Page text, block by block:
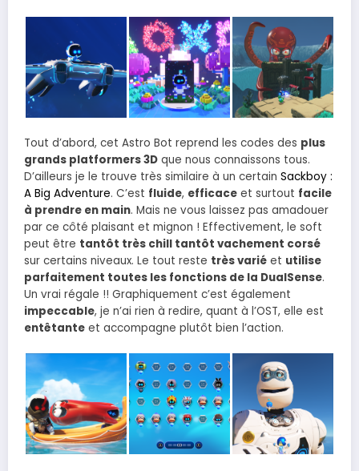
Tout d’abord, cet Astro Bot reprend les codes des plus
grands platformers 3D que nous connaissons tous.
D’ailleurs je le trouve très similaire à un certain Sackboy :
A Big Adventure. C’est fluide, efficace et surtout facile
à prendre en main. Mais ne vous laissez pas amadouer
par ce côté plaisant et mignon ! Effectivement, le soft
peut être tantôt très chill tantôt vachement corsé
sur certains niveaux. Le tout reste très varié et utilise
parfaitement toutes les fonctions de la DualSense.
Un vrai régale !! Graphiquement c’est également
impeccable, je n’ai rien à redire, quant à l’OST, elle est
entêtante et accompagne plutôt bien l’action.